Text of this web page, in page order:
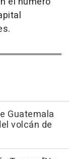
Guatemala
volcán de